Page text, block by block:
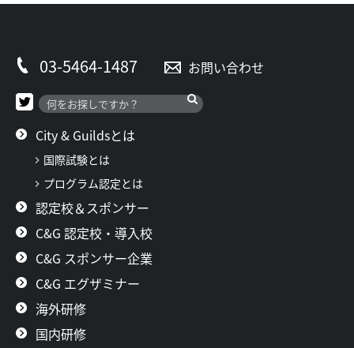
03-5464-1487 お問い合わせ
City & Guildsとは
国際試験とは
プログラム認定とは
認定校＆スポンサー
C&G 認定校・導入校
C&G スポンサー企業
C&G エグザミナー
海外研修
国内研修